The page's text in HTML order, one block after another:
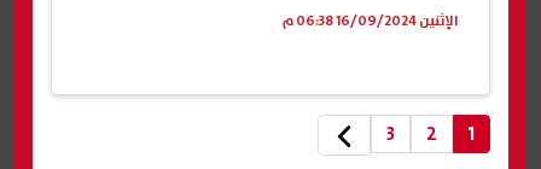
الإثنين 16/09/2024 06:38 م
1
2
3